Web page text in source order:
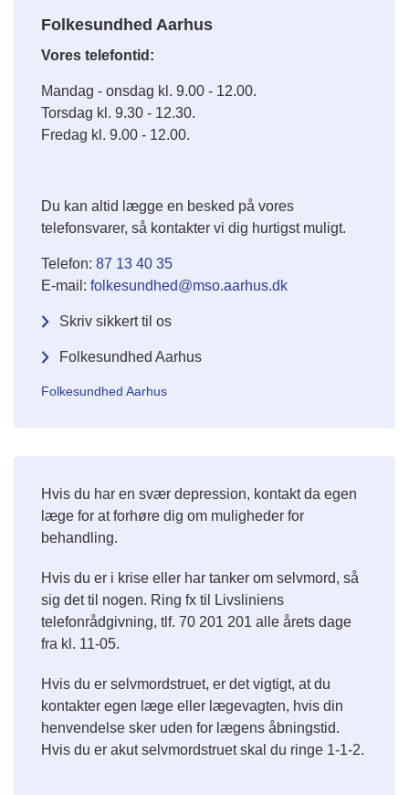
Folkesundhed Aarhus
Vores telefontid:
Mandag - onsdag kl. 9.00 - 12.00.
Torsdag kl. 9.30 - 12.30.
Fredag kl. 9.00 - 12.00.
Du kan altid lægge en besked på vores
telefonsvarer, så kontakter vi dig hurtigst muligt.
Telefon: 87 13 40 35
E-mail: folkesundhed@mso.aarhus.dk
Skriv sikkert til os
Folkesundhed Aarhus
Folkesundhed Aarhus
Hvis du har en svær depression, kontakt da egen
læge for at forhøre dig om muligheder for
behandling.
Hvis du er i krise eller har tanker om selvmord, så
sig det til nogen. Ring fx til Livsliniens
telefonrådgivning, tlf. 70 201 201 alle årets dage
fra kl. 11-05.
Hvis du er selvmordstruet, er det vigtigt, at du
kontakter egen læge eller lægevagten, hvis din
henvendelse sker uden for lægens åbningstid.
Hvis du er akut selvmordstruet skal du ringe 1-1-2.